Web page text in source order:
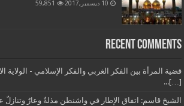
10 ديسمبر,2017 59,851
Recent Comments
قضية المرأة بين الفكر الغربي والفكر الإسلامي - الولاية
[…]...
الشيخ قاسم: اتفاق الإطار في واشنطن مذلةٌ وعارٌ وتنازلٌ